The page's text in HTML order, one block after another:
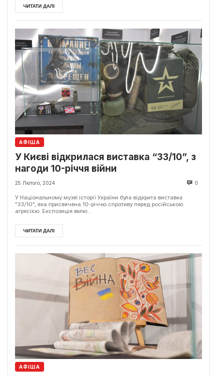
ЧИТАТИ ДАЛІ
АФІША
У Києві відкрилася виставка “33/10”, з
нагоди 10-річчя війни
25 Лютого, 2024 0
У Національному музеї історії України була відкрита виставка
"33/10", яка присвячена 10-річчю спротиву перед російською
агресією. Експозиція вклю...
ЧИТАТИ ДАЛІ
АФІША